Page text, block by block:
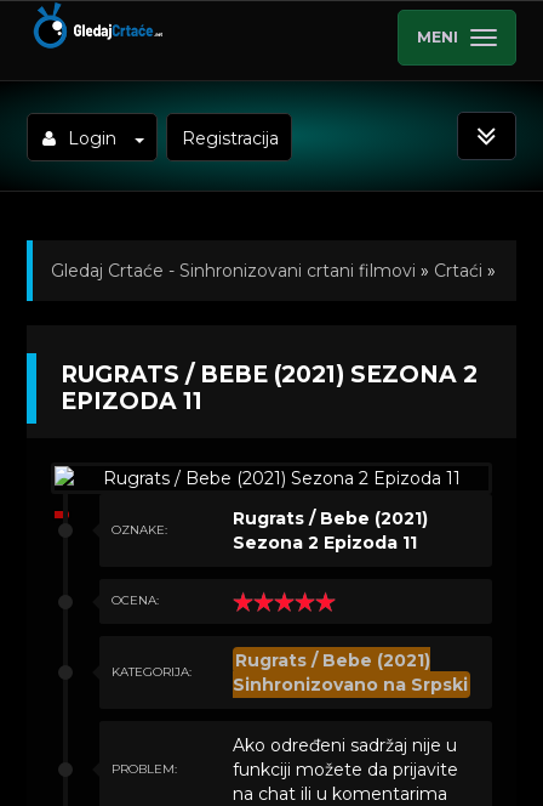
MENI
Login Registracija
Gledaj Crtaće - Sinhronizovani crtani filmovi » Crtaći »
Kratkometrazni crtani filmovi » Rugrats / Bebe (2021)
RUGRATS / BEBE (2021) SEZONA 2
EPIZODA 11
OZNAKE:
Rugrats / Bebe (2021)
Sezona 2 Epizoda 11
OCENA:
KATEGORIJA:
Rugrats / Bebe (2021)
Sinhronizovano na Srpski
PROBLEM:
Ako određeni sadržaj nije u
funkciji možete da prijavite
na chat ili u komentarima